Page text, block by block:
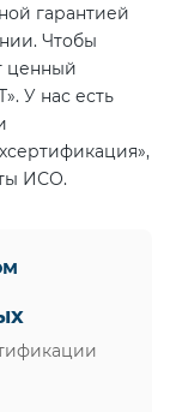
гарантией
Чтобы
ценный
У нас есть
ИСО.